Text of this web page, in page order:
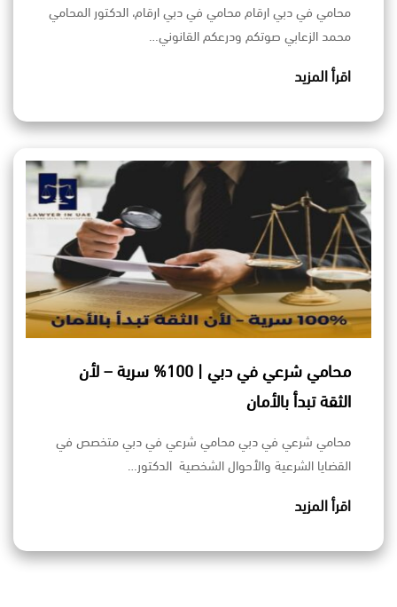
محامي في دبي ارقام محامي في دبي ارقام، الدكتور المحامي
محمد الزعابي صوتكم ودرعكم القانوني…
اقرأ المزيد
محامي شرعي في دبي | 100% سرية – لأن
الثقة تبدأ بالأمان
محامي شرعي في دبي محامي شرعي في دبي متخصص في
القضايا الشرعية والأحوال الشخصية الدكتور…
اقرأ المزيد